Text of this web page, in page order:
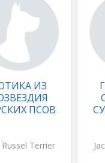
ИЗ
ПСОВ
Russel Terrier